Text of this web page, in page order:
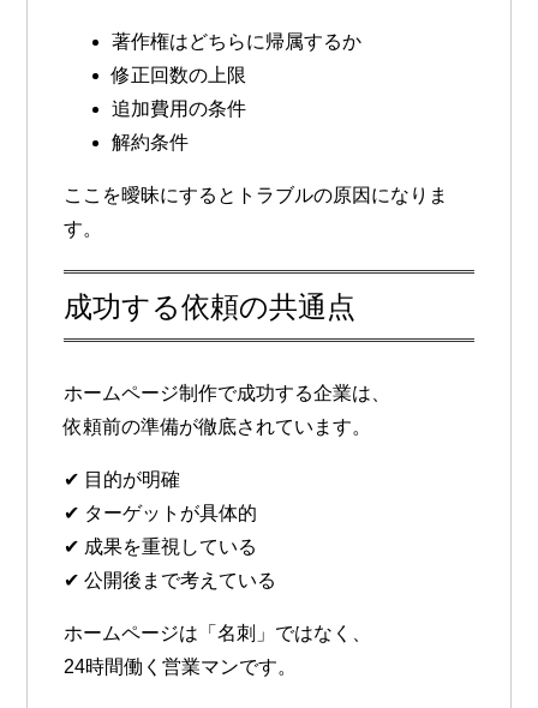
著作権はどちらに帰属するか
修正回数の上限
追加費用の条件
解約条件
ここを曖昧にするとトラブルの原因になりま
す。
成功する依頼の共通点
ホームページ制作で成功する企業は、
依頼前の準備が徹底されています。
✔ 目的が明確
✔ ターゲットが具体的
✔ 成果を重視している
✔ 公開後まで考えている
ホームページは「名刺」ではなく、
24時間働く営業マンです。